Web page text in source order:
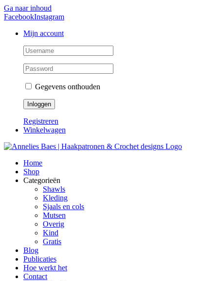
Ga naar inhoud
FacebookInstagram
Mijn account
Gegevens onthouden
Registreren
Winkelwagen
Home
Shop
Categorieën
Shawls
Kleding
Sjaals en cols
Mutsen
Overig
Kind
Gratis
Blog
Publicaties
Hoe werkt het
Contact